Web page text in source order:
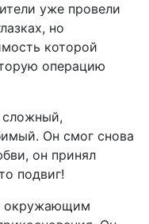
уже провели
но
которой
операцию
сложный,
Он смог снова
он принял
подвиг!
окружающим